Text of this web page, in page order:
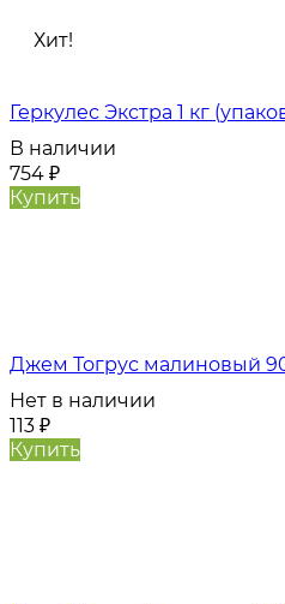
Хит!
Геркулес Экстра 1 кг
В наличии
754 ₽
Купить
Джем Тогрус малиновый
Нет в наличии
113 ₽
Купить